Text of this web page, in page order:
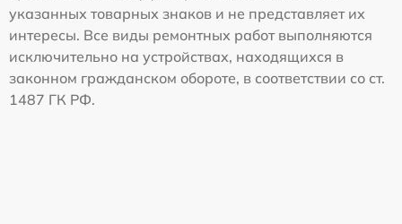
указанных товарных знаков и не представляет их
интересы. Все виды ремонтных работ выполняются
исключительно на устройствах, находящихся в
законном гражданском обороте, в соответствии со ст.
1487 ГК РФ.